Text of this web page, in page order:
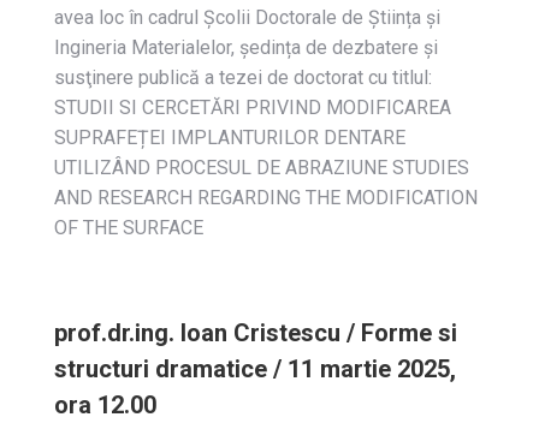
avea loc în cadrul Școlii Doctorale de Știința și
Ingineria Materialelor, ședința de dezbatere și
susţinere publică a tezei de doctorat cu titlul:
STUDII SI CERCETĂRI PRIVIND MODIFICAREA
SUPRAFEȚEI IMPLANTURILOR DENTARE
UTILIZÂND PROCESUL DE ABRAZIUNE STUDIES
AND RESEARCH REGARDING THE MODIFICATION
OF THE SURFACE
prof.dr.ing. Ioan Cristescu / Forme si
structuri dramatice / 11 martie 2025,
ora 12.00